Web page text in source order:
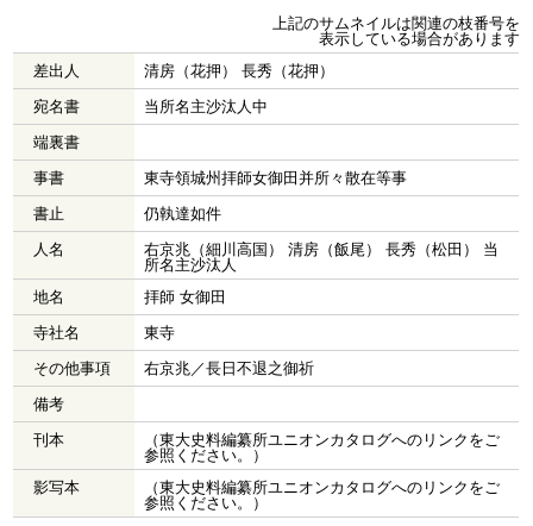
上記のサムネイルは関連の枝番号を
表示している場合があります
差出人
清房（花押） 長秀（花押）
宛名書
当所名主沙汰人中
端裏書
事書
東寺領城州拝師女御田并所々散在等事
書止
仍執達如件
人名
右京兆（細川高国） 清房（飯尾） 長秀（松田） 当
所名主沙汰人
地名
拝師 女御田
寺社名
東寺
その他事項
右京兆／長日不退之御祈
備考
刊本
（東大史料編纂所ユニオンカタログへのリンクをご
参照ください。）
影写本
（東大史料編纂所ユニオンカタログへのリンクをご
参照ください。）